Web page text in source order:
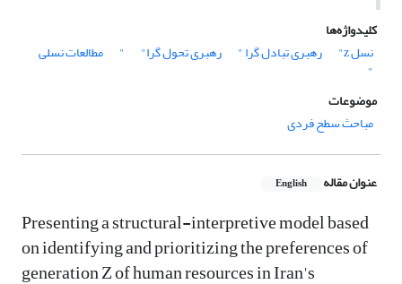
کلیدواژه‌ها
نسل z"
رهبری تبادل گرا " رهبری تحول گرا" " مطالعات نسلی
"
موضوعات
مباحث سطح فردی
عنوان مقاله English
Presenting a structural-interpretive model based
on identifying and prioritizing the preferences of
generation Z of human resources in Iran's